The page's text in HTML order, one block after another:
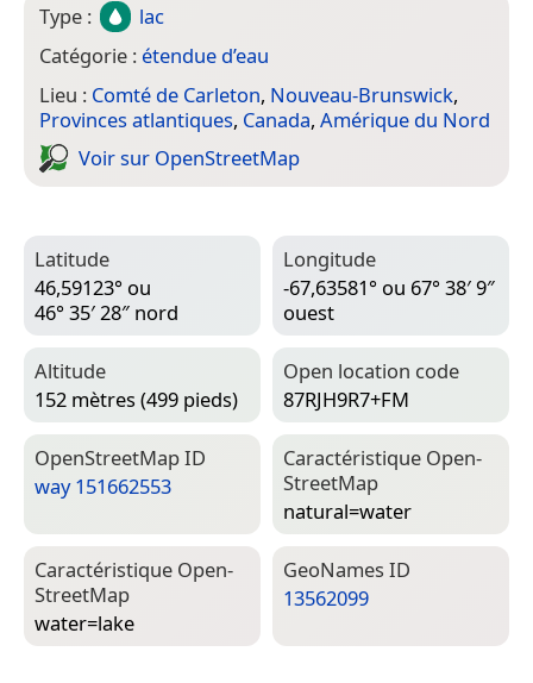
Type :
lac
Catégorie : étendue d’eau
Lieu : Comté de Carleton, Nouveau-Brunswick,
Provinces atlantiques, Canada, Amérique du Nord
Voir sur Open­Street­Map
Latitude
46,59123° ou
46° 35′ 28″ nord
Longitude
-67,63581° ou 67° 38′ 9″
ouest
Altitude
152 mètres (499 pieds)
Open location code
87RJH9R7+FM
Open­Street­Map ID
way 151662553
Caractéristique Open­
Street­Map
natural=­water
Caractéristique Open­
Street­Map
water=­lake
Geo­Names ID
13562099